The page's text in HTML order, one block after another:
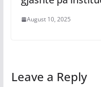
August 10, 2025
Leave a Reply